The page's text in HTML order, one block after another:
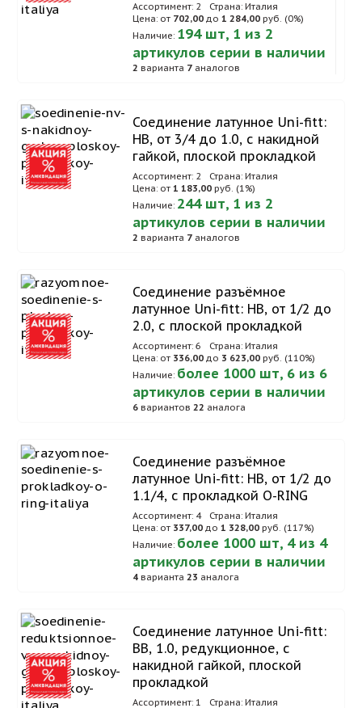
Ассортимент: 2
Страна: Италия
Цена: от 702,00 до 1 284,00 руб. (0%)
Наличие: 194 шт, 1 из 2
артикулов серии в наличии
2 варианта 7 аналогов
Соединение латунное Uni-fitt:
НВ, от 3/4 до 1.0, с накидной
гайкой, плоской прокладкой
Ассортимент: 2
Страна: Италия
Цена: от 1 183,00 руб. (1%)
Наличие: 244 шт, 1 из 2
артикулов серии в наличии
2 варианта 7 аналогов
Соединение разъёмное
латунное Uni-fitt: НВ, от 1/2 до
2.0, с плоской прокладкой
Ассортимент: 6
Страна: Италия
Цена: от 336,00 до 3 623,00 руб. (110%)
Наличие: более 1000 шт, 6 из 6
артикулов серии в наличии
6 вариантов 22 аналога
Соединение разъёмное
латунное Uni-fitt: НВ, от 1/2 до
1.1/4, с прокладкой O-RING
Ассортимент: 4
Страна: Италия
Цена: от 337,00 до 1 328,00 руб. (117%)
Наличие: более 1000 шт, 4 из 4
артикулов серии в наличии
4 варианта 23 аналога
Соединение латунное Uni-fitt:
ВВ, 1.0, редукционное, с
накидной гайкой, плоской
прокладкой
Ассортимент: 1 Страна: Италия